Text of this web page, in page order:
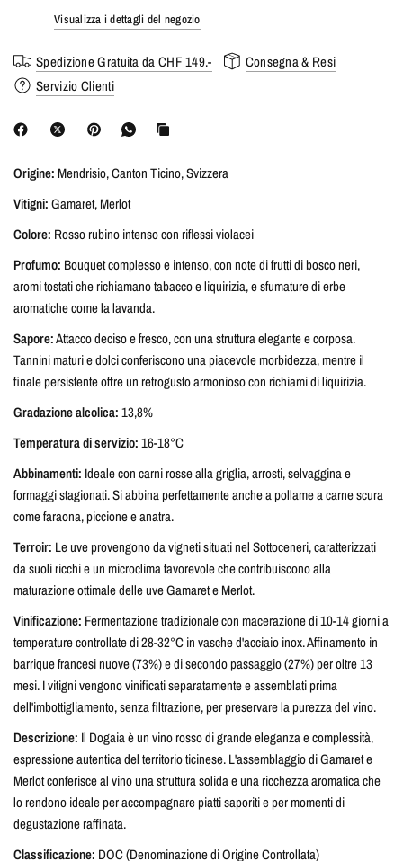
Visualizza i dettagli del negozio
Spedizione Gratuita da CHF 149.-
Consegna & Resi
Servizio Clienti
Origine: Mendrisio, Canton Ticino, Svizzera
Vitigni:Gamaret, Merlot
Colore: Rosso rubino intenso con riflessi violacei
Profumo: Bouquet complesso e intenso, con note di frutti di bosco neri,
aromi tostati che richiamano tabacco e liquirizia, e sfumature di erbe
aromatiche come la lavanda.
Sapore:Attacco deciso e fresco, con una struttura elegante e corposa.
Tannini maturi e dolci conferiscono una piacevole morbidezza, mentre il
finale persistente offre un retrogusto armonioso con richiami di liquirizia.
Gradazione alcolica:13,8%
Temperatura di servizio:16-18°C
Abbinamenti: Ideale con carni rosse alla griglia, arrosti, selvaggina e
formaggi stagionati. Si abbina perfettamente anche a pollame a carne scura
come faraona, piccione e anatra.
Terroir: Le uve provengono da vigneti situati nel Sottoceneri, caratterizzati
da suoli ricchi e un microclima favorevole che contribuiscono alla
maturazione ottimale delle uve Gamaret e Merlot.
Vinificazione: Fermentazione tradizionale con macerazione di 10-14 giorni a
temperature controllate di 28-32°C in vasche d'acciaio inox. Affinamento in
barrique francesi nuove (73%) e di secondo passaggio (27%) per oltre 13
mesi. I vitigni vengono vinificati separatamente e assemblati prima
dell'imbottigliamento, senza filtrazione, per preservare la purezza del vino.
Descrizione: Il Dogaia è un vino rosso di grande eleganza e complessità,
espressione autentica del territorio ticinese. L'assemblaggio di Gamaret e
Merlot conferisce al vino una struttura solida e una ricchezza aromatica che
lo rendono ideale per accompagnare piatti saporiti e per momenti di
degustazione raffinata.
Classificazione: DOC (Denominazione di Origine Controllata)